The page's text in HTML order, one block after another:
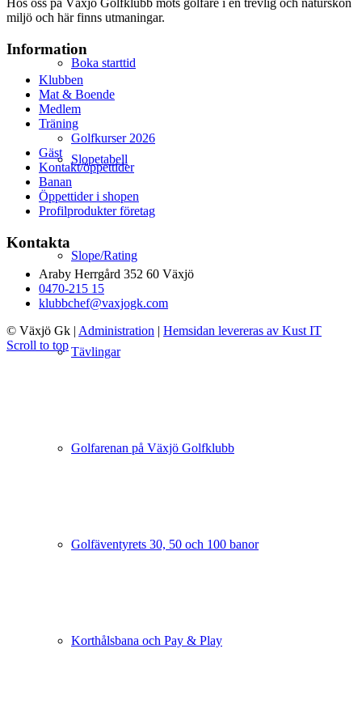
Boka starttid
Slopetabell
Slope/Rating
Tävlingar
Golfarenan på Växjö Golfklubb
Golfäventyrets 30, 50 och 100 banor
Korthålsbana och Pay & Play
miljö och här finns utmaningar.
Information
Klubben
Mat & Boende
Medlem
Träning
Golfkurser 2026
Gäst
Kontakt/öppettider
Banan
Öppettider i shopen
Profilprodukter företag
Kontakta
Araby Herrgård 352 60 Växjö
0470-215 15
klubbchef@vaxjogk.com
© Växjö Gk | Administration | Hemsidan levereras av Kust IT
Scroll to top